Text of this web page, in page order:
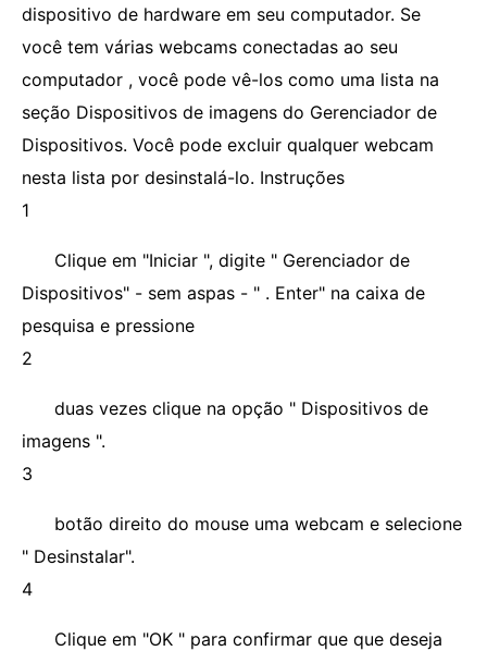
dispositivo de hardware em seu computador. Se
você tem várias webcams conectadas ao seu
computador , você pode vê-los como uma lista na
seção Dispositivos de imagens do Gerenciador de
Dispositivos. Você pode excluir qualquer webcam
nesta lista por desinstalá-lo. Instruções
1
Clique em "Iniciar ", digite " Gerenciador de
Dispositivos" - sem aspas - " . Enter" na caixa de
pesquisa e pressione
2
duas vezes clique na opção " Dispositivos de
imagens ".
3
botão direito do mouse uma webcam e selecione
" Desinstalar".
4
Clique em "OK " para confirmar que que deseja